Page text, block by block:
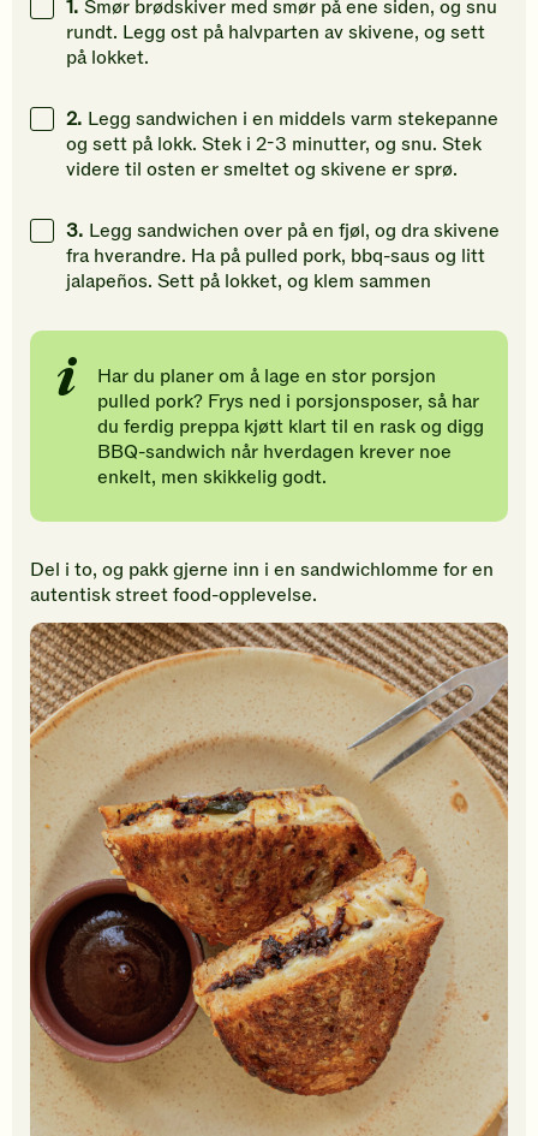
din
vurdering.
din
vurdering.
din
1. Smør brødskiver med smør på ene siden, og snu
rundt. Legg ost på halvparten av skivene, og sett
på lokket.
2. Legg sandwichen i en middels varm stekepanne
og sett på lokk. Stek i 2-3 minutter, og snu. Stek
videre til osten er smeltet og skivene er sprø.
3. Legg sandwichen over på en fjøl, og dra skivene
fra hverandre. Ha på pulled pork, bbq-saus og litt
jalapeños. Sett på lokket, og klem sammen
Har du planer om å lage en stor porsjon
pulled pork? Frys ned i porsjonsposer, så har
du ferdig preppa kjøtt klart til en rask og digg
BBQ-sandwich når hverdagen krever noe
enkelt, men skikkelig godt.
Del i to, og pakk gjerne inn i en sandwichlomme for en
autentisk street food-opplevelse.